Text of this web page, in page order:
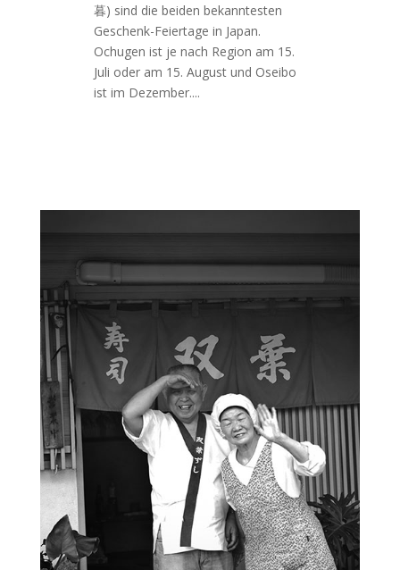
暮) sind die beiden bekanntesten
Geschenk-Feiertage in Japan.
Ochugen ist je nach Region am 15.
Juli oder am 15. August und Oseibo
ist im Dezember....